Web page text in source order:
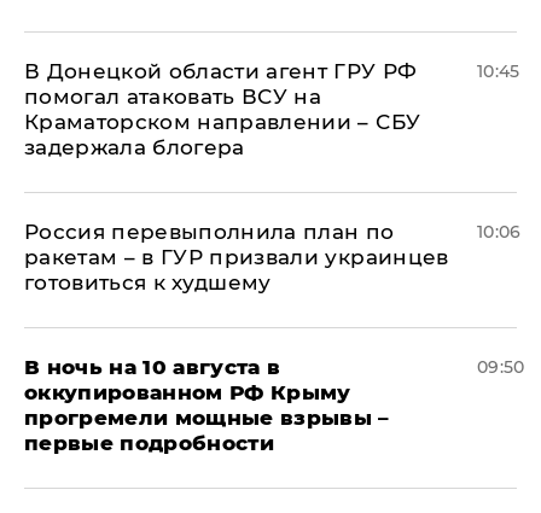
В Донецкой области агент ГРУ РФ
помогал атаковать ВСУ на
Краматорском направлении – СБУ
задержала блогера
10:45
Россия перевыполнила план по
ракетам – в ГУР призвали украинцев
готовиться к худшему
10:06
В ночь на 10 августа в
оккупированном РФ Крыму
прогремели мощные взрывы –
первые подробности
09:50